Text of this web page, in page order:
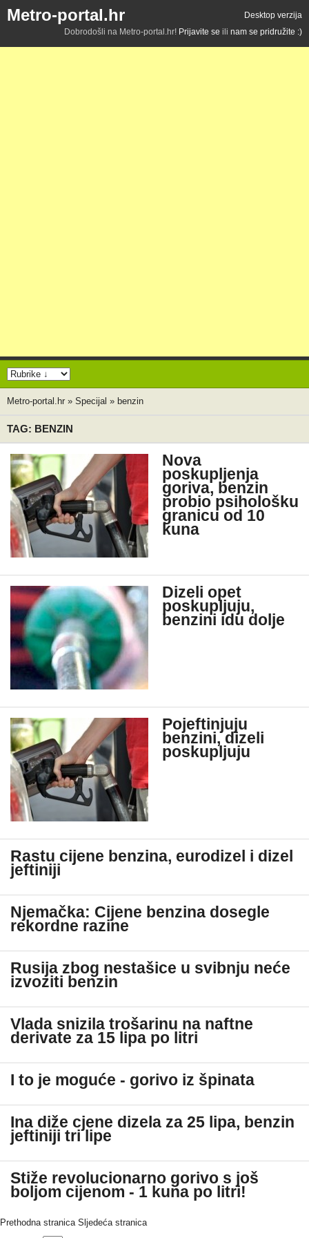
Metro-portal.hr
Desktop verzija
Dobrodošli na Metro-portal.hr! Prijavite se ili nam se pridružite :)
Metro-portal.hr » Specijal » benzin
TAG: BENZIN
Nova
poskupljenja
goriva, benzin
probio psihološku
granicu od 10
kuna
Dizeli opet
poskupljuju,
benzini idu dolje
Pojeftinjuju
benzini, dizeli
poskupljuju
Rastu cijene benzina, eurodizel i dizel
jeftiniji
Njemačka: Cijene benzina dosegle
rekordne razine
Rusija zbog nestašice u svibnju neće
izvoziti benzin
Vlada snizila trošarinu na naftne
derivate za 15 lipa po litri
I to je moguće - gorivo iz špinata
Ina diže cjene dizela za 25 lipa, benzin
jeftiniji tri lipe
Stiže revolucionarno gorivo s još
boljom cijenom - 1 kuna po litri!
Prethodna stranica Sljedeća stranica